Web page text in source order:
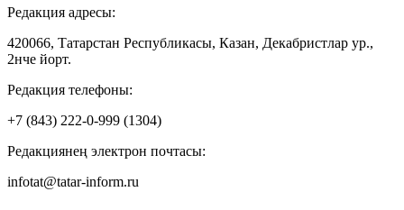
Редакция адресы:
420066, Татарстан Республикасы, Казан, Декабристлар ур.,
2нче йорт.
Редакция телефоны:
+7 (843) 222-0-999 (1304)
Редакциянең электрон почтасы:
infotat@tatar-inform.ru